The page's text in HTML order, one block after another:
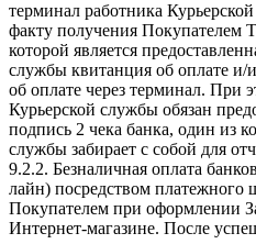
терминал работника
факту получения Покупателем
которой является
службы квитанция об оплате и/
об оплате через терминал. При
Курьерской службы обязан
подпись 2 чека банка, один из
службы забирает с собой для
9.2.2. Безналичная оплата
лайн) посредством платежного
Покупателем при оформлении
Интернет-магазине. После